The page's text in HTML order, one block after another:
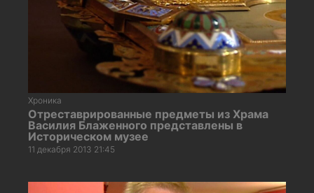
Хроника
Отреставрированные предметы из Храма
Василия Блаженного представлены в
Историческом музее
11 декабря 2013 21:45